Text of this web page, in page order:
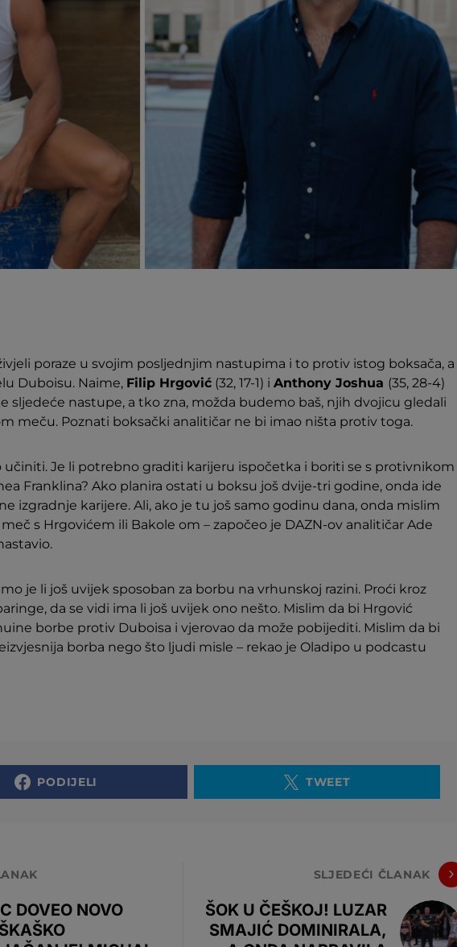
poraze u svojim posljednjim nastupima i to protiv istog boksača, a
Duboisu. Naime, Filip Hrgović (32, 17-1) i Anthony Joshua (35, 28-4)
sljedeće nastupe, a tko zna, možda budemo baš, njih dvojicu gledali
meču. Poznati boksački analitičar ne bi imao ništa protiv toga.
učiniti. Je li potrebno graditi karijeru ispočetka i boriti se s protivnikom
Franklina? Ako planira ostati u boksu još dvije-tri godine, onda ide
izgradnje karijere. Ali, ako je tu još samo godinu dana, onda mislim
s Hrgovićem ili Bakole om – započeo je DAZN-ov analitičar Ade
je li još uvijek sposoban za borbu na vrhunskoj razini. Proći kroz
da se vidi ima li još uvijek ono nešto. Mislim da bi Hrgović
borbe protiv Duboisa i vjerovao da može pobijediti. Mislim da bi
borba nego što ljudi misle – rekao je Oladipo u podcastu
PODIJELI TWEET
DOVEO NOVO
SLJEDEĆI ČLANAK
ŠOK U ČEŠKOJ! LUZAR
SMAJIĆ DOMINIRALA,